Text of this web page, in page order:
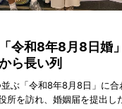
令和8年8月8日
ら長い列
ぶ「令和8年8月8日」に
所を訪れ、婚姻届を提出し